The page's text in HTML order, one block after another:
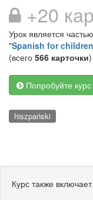
+20
Урок является
"Spanish for children
(всего 566 карточки)
Попробуйте
hiszpański
Курс также